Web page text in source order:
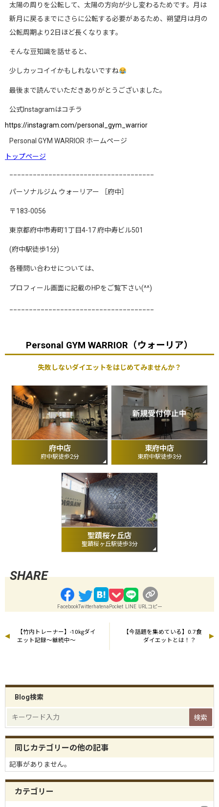
太陽の周りを公転して、太陽の方向が少し変わるためです。月は
新月に戻るまでにさらに公転する必要があるため、朔望月は月の
公転周期より 2 日ほど長くなります。
そんな豆知識を話せると、
少しカッコイイかもしれないですね
最後まで読んでいただきありがとうございました。
公式Instagramはコチラ
https://instagram.com/personal_gym_warrior
Personal GYM WARRIOR ホームページ
トップページ
パーソナルジム ウォーリアー ［府中］
〒183-0056
東京都府中市寿町1 丁目4-17 府中寿ビル501
(府中駅徒歩1分)
各種問い合わせについては、
プロフィール画面に記載のHPをご覧下さい(^^)
Personal GYM WARRIOR（ウォーリア）
失敗しないダイエットをはじめてみませんか？
府中店
府中駅徒歩2分
東府中店
東府中駅徒歩3分
聖蹟桜ヶ丘店
聖蹟桜ヶ丘駅徒歩3分
FacebookTwitterhatena Pocket LINE URLコピー
【竹内トレーナー】-10㎏ダイ
エット記録〜継続中〜
【今話題を集めている】0.7食
ダイエットとは！？
Blog検索
同じカテゴリーの他の記事
記事がありません。
カテゴリー